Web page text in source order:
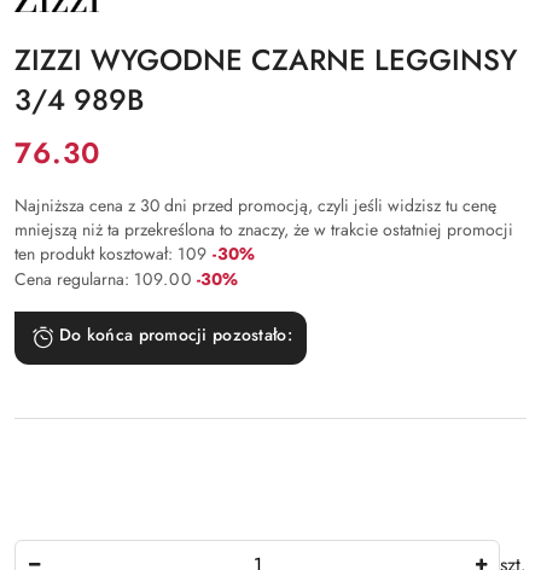
PRODUCENTA:
ZIZZI WYGODNE CZARNE LEGGINSY
3/4 989B
Cena:
76.30
Najniższa cena z 30 dni przed promocją, czyli jeśli widzisz tu cenę
mniejszą niż ta przekreślona to znaczy, że w trakcie ostatniej promocji
ten produkt kosztował: 109 Rabat:
-30%
Cena regularna: 109.00 Rabat:
-30%
Do końca promocji pozostało:
szt.